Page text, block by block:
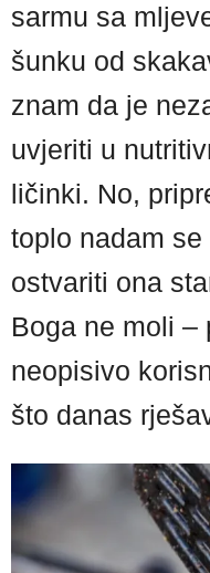
sarmu sa
šunku od
znam da je
uvjeriti u
ličinki. No,
toplo nadam
ostvariti ona
Boga ne moli –
neopisivo
što danas